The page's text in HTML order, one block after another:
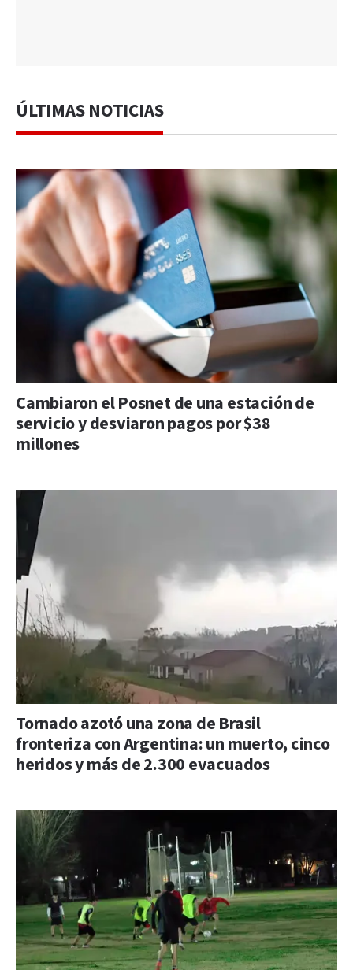
ÚLTIMAS NOTICIAS
Cambiaron el Posnet de una estación de
servicio y desviaron pagos por $38
millones
Tornado azotó una zona de Brasil
fronteriza con Argentina: un muerto, cinco
heridos y más de 2.300 evacuados